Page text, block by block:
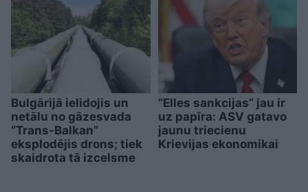
Bulgārijā ielidojis un
netālu no gāzesvada
“Trans-Balkan”
eksplodējis drons; tiek
skaidrota tā izcelsme
“Elles sankcijas” jau ir
uz papīra: ASV gatavo
jaunu triecienu
Krievijas ekonomikai